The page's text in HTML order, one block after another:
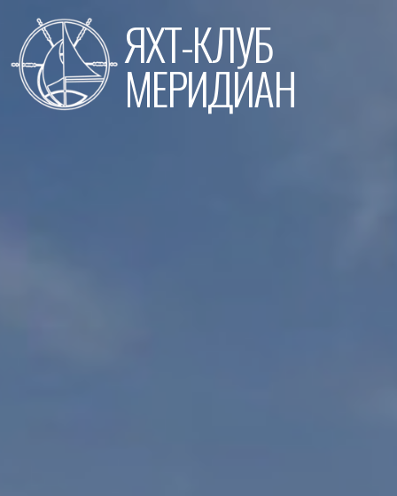
к
содержимому
ЯХТ-КЛУБ
МЕРИДИАН